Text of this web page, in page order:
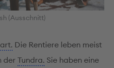
(Ausschnitt)
Die Rentiere leben meist
der Tundra. Sie haben eine